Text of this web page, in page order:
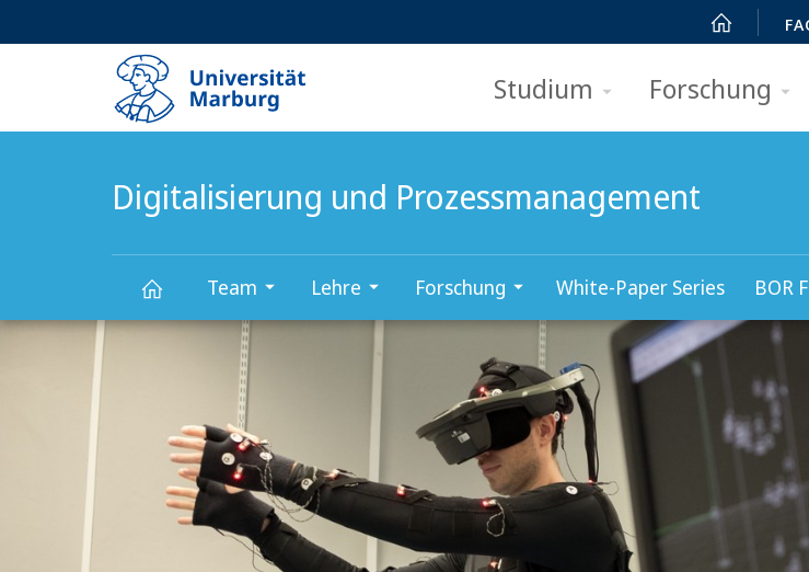
Studium Forschung
Digitalisierung und Prozessmanagement
Digitalisierung
Prozessmanagement
Team Lehre Forschung White-Paper Series BOR
Hauptinhalt